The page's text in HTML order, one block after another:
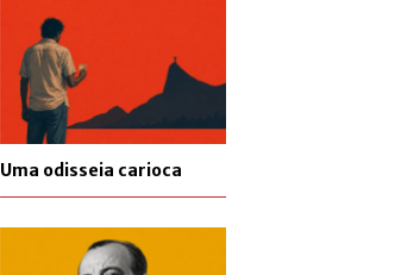
Uma odisseia carioca